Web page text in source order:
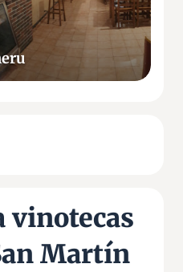
vinotecas
Martín